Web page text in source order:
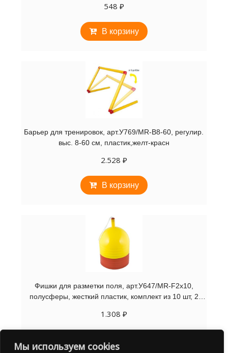
Мы используем cookies
548 ₽
В корзину
Барьер для тренировок, арт.У769/MR-B8-60, регулир.
выс. 8-60 см, пластик,желт-красн
2.528 ₽
В корзину
Фишки для разметки поля, арт.У647/MR-F2x10,
полусферы, жесткий пластик, комплект из 10 шт, 2
1.308 ₽